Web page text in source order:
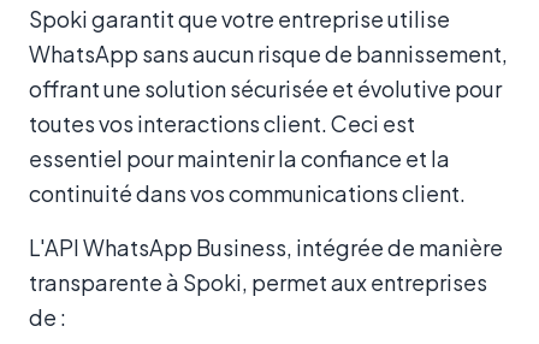
Spoki garantit que votre entreprise utilise
WhatsApp sans aucun risque de bannissement,
offrant une solution sécurisée et évolutive pour
toutes vos interactions client. Ceci est
essentiel pour maintenir la confiance et la
continuité dans vos communications client.
L'API WhatsApp Business, intégrée de manière
transparente à Spoki, permet aux entreprises
de :